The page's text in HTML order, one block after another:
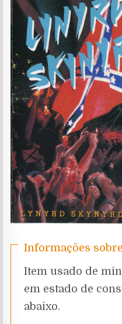
Informações
Item usado de
em estado de
abaixo.